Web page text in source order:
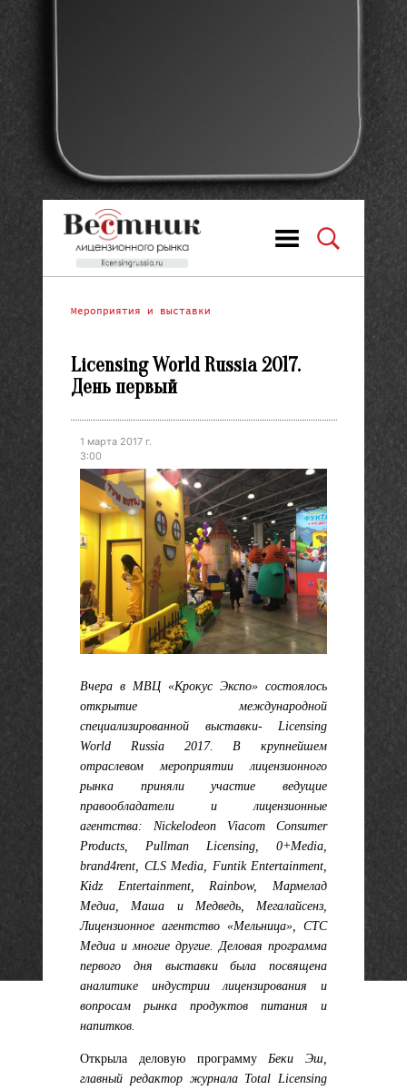
Мероприятия и выставки
Licensing World Russia 2017.
День первый
1 марта 2017 г.
3:00
Вчера в МВЦ «Крокус Экспо» состоялось
открытие международной
специализированной выставки- Licensing
World Russia 2017. В крупнейшем
отраслевом мероприятии лицензионного
рынка приняли участие ведущие
правообладатели и лицензионные
агентства: Nickelodeon Viacom Consumer
Products, Pullman Licensing, 0+Media,
brand4rent, CLS Media, Funtik Entertainment,
Kidz Entertainment, Rainbow, Мармелад
Медиа, Маша и Медведь, Мегалайсенз,
Лицензионное агентство «Мельница», СТС
Медиа и многие другие. Деловая программа
первого дня выставки была посвящена
аналитике индустрии лицензирования и
вопросам рынка продуктов питания и
напитков.
Открыла деловую программуБеки Эш,
главный редактор журнала Total Licensing